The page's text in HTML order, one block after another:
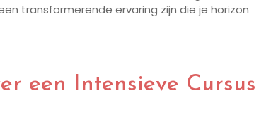
transformerende ervaring zijn die je horizon
een Intensieve Cursus